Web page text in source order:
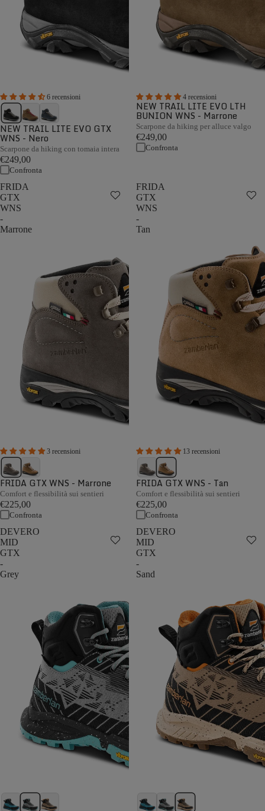
6 recensioni
NEW TRAIL LITE EVO GTX
WNS - Nero
Scarpone da hiking con tomaia intera
€249,00
Confronta
4 recensioni
NEW TRAIL LITE EVO LTH
BUNION WNS - Marrone
Scarpone da hiking per alluce valgo
€249,00
Confronta
FRIDA
GTX
WNS
-
Marrone
3 recensioni
FRIDA GTX WNS - Marrone
Comfort e flessibilità sui sentieri
€225,00
Confronta
FRIDA
GTX
WNS
-
Tan
13 recensioni
FRIDA GTX WNS - Tan
Comfort e flessibilità sui sentieri
€225,00
Confronta
DEVERO
MID
GTX
-
Grey
DEVERO
MID
GTX
-
Sand